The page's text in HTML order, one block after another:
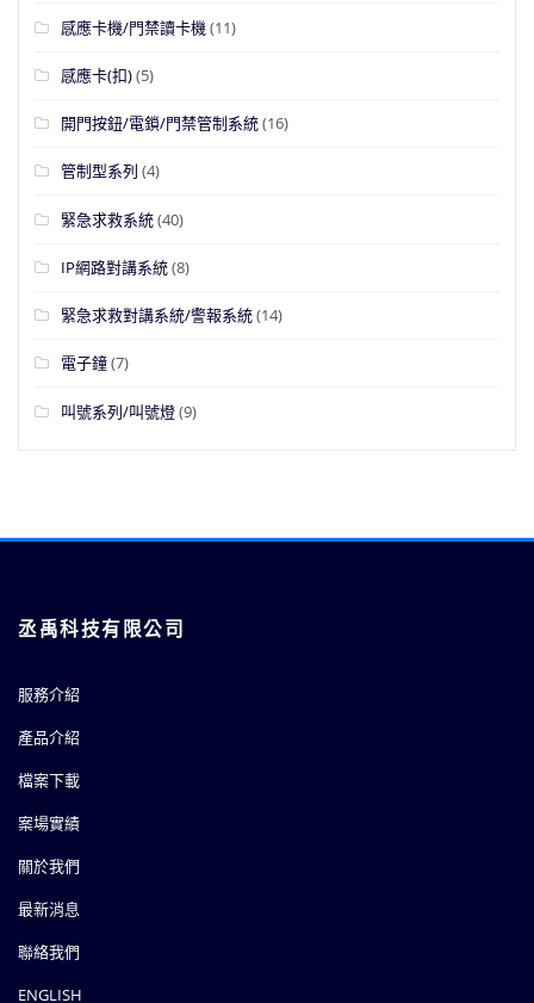
感應卡機/門禁讀卡機(11)
感應卡(扣)(5)
開門按鈕/電鎖/門禁管制系統(16)
管制型系列 (4)
緊急求救系統(40)
IP網路對講系統(8)
緊急求救對講系統/警報系統(14)
電子鐘(7)
叫號系列/叫號燈(9)
丞禹科技有限公司
服務介紹
產品介紹
檔案下載
案場實績
關於我們
最新消息
聯絡我們
ENGLISH